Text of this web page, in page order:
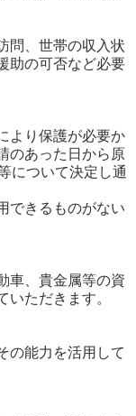
問、世帯の収入状
助の可否など必要
より保護が必要か
のあった日から原
について決定し通
できるものがない
車、貴金属等の資
いただきます。
の能力を活用して